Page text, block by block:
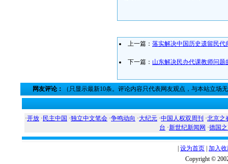
上一篇： 落实解决中国历史遗留民代
下一篇： 山东解决民办代课教师问题
网友评论： （只显示最新10条。评论内容只代表网友观点，与本站立场
·开放 · 民主中国 ·独立中文笔会 ·争鸣动向 ·大纪元 ·中国人权双周刊 ·北京之
台 ·新世纪新闻网 ·德国
设为首页 加入
Copyright ©